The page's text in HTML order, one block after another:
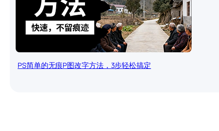
PS简单的无痕P图改字方法，3步轻松搞定